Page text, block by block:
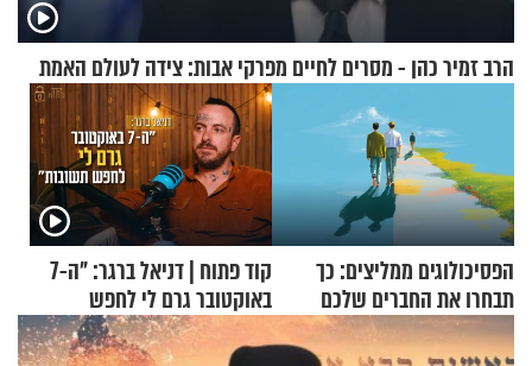
הרב זמיר כהן - מסרים לחיים מפרקי אבות: צידה לעולם האמת
הפסיכולוגים ממליצים: כך
תבחרו את החברים שלכם
בחיים
קוד פתוח | דניאל ברגר: "ה-7
באוקטובר גרם לי לחפש
תשובות"